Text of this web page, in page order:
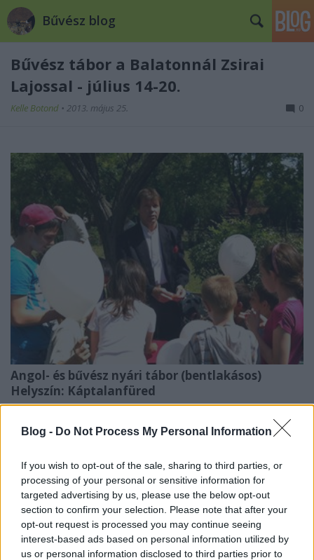
Blog - Do Not Process My Personal Information
If you wish to opt-out of the sale, sharing to third parties, or
processing of your personal or sensitive information for
targeted advertising by us, please use the below opt-out
section to confirm your selection. Please note that after your
opt-out request is processed you may continue seeing
interest-based ads based on personal information utilized by
us or personal information disclosed to third parties prior to
Bűvész blog
Bűvész tábor a Balatonnál Zsirai
Lajossal - július 14-20.
Kelle Botond • 2013. május 25. 0
Angol- és bűvész nyári tábor (bentlakásos)
Helyszín: Káptalanfüred
várjuk)
Délelőttönként angol nyelvi foglalkozások.
Délután pedigZsirai Lajos bűvésziskolájával
kapcsolódhatnak ki a gyerekek, akivel elsajátíthatják
a legnagyobb Mágus mutatványok valamelyikét. Aki
szeretné a tanultakat színpadon is előadni, arra is
megadják a lehetőséget.